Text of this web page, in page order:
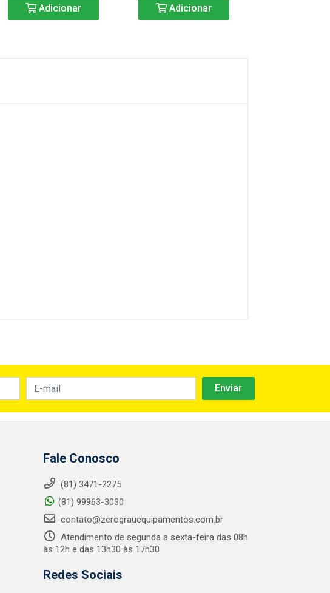
Adicionar Adicionar
Fale Conosco
(81) 3471-2275
(81) 99963-3030
contato@zerograuequipamentos.com.br
Atendimento de segunda a sexta-feira das 08h
às 12h e das 13h30 às 17h30
Redes Sociais